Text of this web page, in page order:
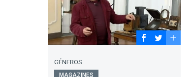
GÉNEROS
MAGAZINES